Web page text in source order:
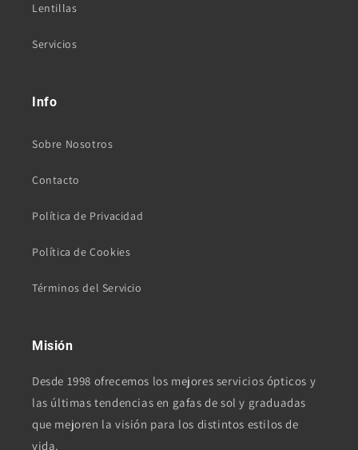
Lentillas
Servicios
Info
Sobre Nosotros
Contacto
Política de Privacidad
Política de Cookies
Términos del Servicio
Misión
Desde 1998 ofrecemos los mejores servicios ópticos y
las últimas tendencias en gafas de sol y graduadas
que mejoren la visión para los distintos estilos de
vida.